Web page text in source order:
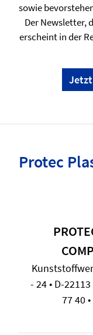
sowie
Der Newsletter,
erscheint in der
Protec
- 24 • D-
77 40